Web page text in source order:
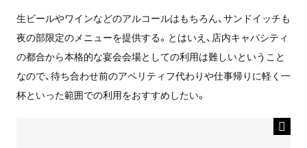
生ビールやワインなどのアルコールはもちろん、サンドイッチも
夜の部限定のメニューを提供する。とはいえ、店内キャパシティ
の都合から本格的な宴会会場としての利用は難しいということ
なので、待ち合わせ前のアペリティフ代わりや仕事帰りに軽く一
杯といった範囲での利用をおすすめしたい。